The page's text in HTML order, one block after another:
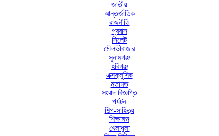
জাতীয়
আন্তর্জাতিক
রাজনীতি
প্রবাস
সিলেট
মৌলভীবাজার
সুনামগঞ্জ
হবিগঞ্জ
এক্সক্লুসিভ
মতামত
সংবাদ বিজ্ঞপ্তি
পর্যটন
শিল্প-সাহিত্য
শিক্ষাঙ্গন
খেলাধুলা